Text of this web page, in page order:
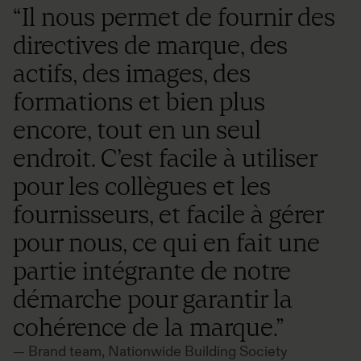
“Il nous permet de fournir des
directives de marque, des
actifs, des images, des
formations et bien plus
encore, tout en un seul
endroit. C’est facile à utiliser
pour les collègues et les
fournisseurs, et facile à gérer
pour nous, ce qui en fait une
partie intégrante de notre
démarche pour garantir la
cohérence de la marque.”
— Brand team, Nationwide Building Society